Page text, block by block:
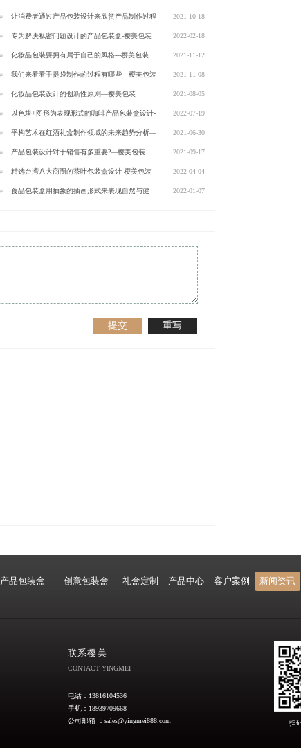
让消费者通过产品包装设计来欣赏产品制作过程
—樱美包装
2021-10-18
专为解决私密问题设计的产品包装盒-樱美包装 2022-02-18
化妆品包装要拥有属于自己的风格---樱美包装 2021-11-12
我们来看看手提袋制作的过程有哪些—樱美包装 2021-11-08
化妆品包装设计的创新性原则—樱美包装 2021-08-05
以色块+图形为表现形式的咖啡产品包装盒设计-
樱美包装
2022-07-19
平构艺术在红酒礼盒制作领域的未来趋势分析—
樱美包装
2021-06-30
产品包装设计对于销售有多重要?—樱美包装 2021-09-17
精选台湾八大商圈的茶叶包装盒设计-樱美包装 2022-04-04
食品包装盒用抽象的插画形式来表现自然与健 2022-01-07
提交 重写
产品包装盒 创意包装盒 礼盒定制 产品中心 客户案例 新闻资讯
联系樱美
CONTACT YINGMEI
电话：13816104536
手机：18939709668
公司邮箱 ：sales@yingmei888.com
扫